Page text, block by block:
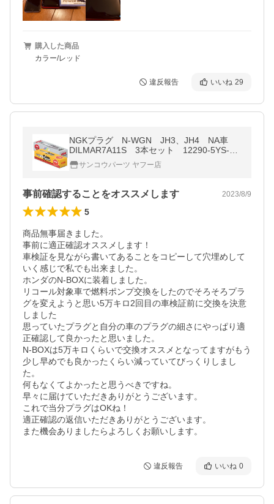
購入した商品
カラー/レッド
違反報告 いいね 29
NGKプラグ N-WGN JH3、JH4 NA車
DILMAR7A11S 3本セット 12290-5YS-00
3 ストックNO. 96515
サンコウパーツ ヤフー店
事前確認することをオススメします 2023/8/9
5
商品無事届きました。
事前に適正確認オススメします！
車検証を見ながら書いてあることをコピーして穴埋めして
いく感じで私でも出来ました。
ホンダのN-BOXに装着しました。
リコール対象車で燃料ポンプ交換をしたのでそろそろプラ
グを変えようと思い5万キロ2回目の車検証前に交換を決意
しました
思っていたプラグと自分の車のプラグの細さにやっぱり適
正確認して良かったと思いました。
N-BOXは5万キロくらいで交換オススメとなってますがもう
少し早めでも良かったくらい減っていてびっくりしまし
た。
何もなくてよかったと思うべきですね。
早々に届けていただきありがとうございます。
これで当分プラグはOKね！
適正確認の返信いただきありがとうございます。
違反報告 いいね 0